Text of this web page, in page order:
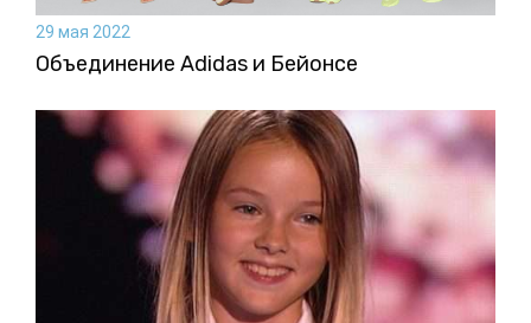
29 мая 2022
Объединение Adidas и Бейонсе